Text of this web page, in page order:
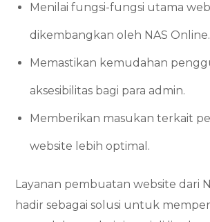
Menilai fungsi-fungsi utama
dikembangkan oleh NAS Online.
Memastikan kemudahan
aksesibilitas bagi para admin.
Memberikan masukan terkait
website lebih optimal.
Layanan pembuatan website dari
hadir sebagai solusi untuk